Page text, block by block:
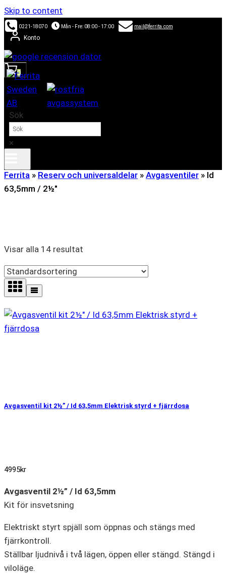
Skip to content
0221-18070 Mån - Fre: 08:00 - 17:00 mail@ferrita.com
Konto
0
Sök
×
Ferrita » Reserv och universaldelar » Avgasventiler » Id
63,5mm / 2½"
Visar alla 14 resultat
Avgasventil kit 2½” / Id 63,5mm Elektrisk styrd + fjärrdosa
4995kr
Avgasventil 2½” / Id 63,5mm
Kit för insvetsning
Elektriskt styrt spjäll som öppnas och stängs med
fjärrkontroll.
Ställbar ljudnivå i två lägen, öppen eller stängd. Stängd i
viloläge.